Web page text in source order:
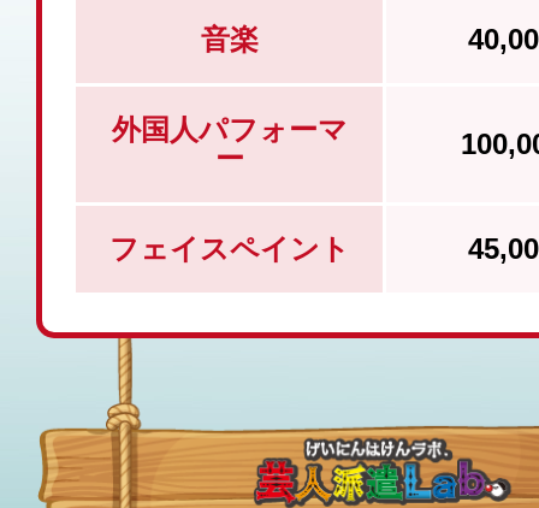
音楽
外国人パフォーマ
ー
フェイスペイント